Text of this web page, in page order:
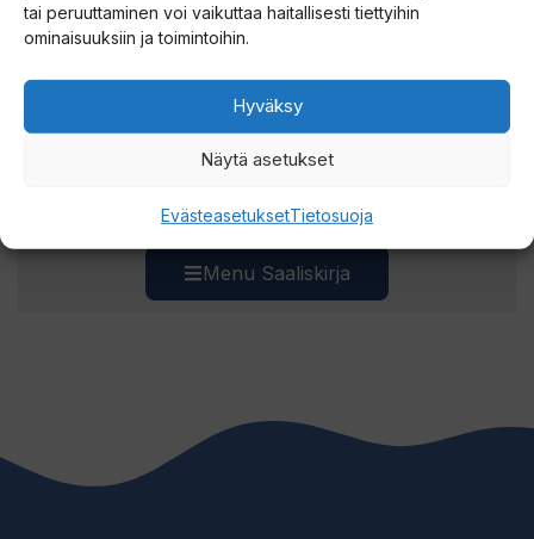
tai peruuttaminen voi vaikuttaa haitallisesti tiettyihin
ominaisuuksiin ja toimintoihin.
Hyväksy
Näytä asetukset
EvästeasetuksetTietosuoja
SUUTARI-SEPON
Saaliskuvia ja viehevinkkejä Lapista.
Menu Saaliskirja